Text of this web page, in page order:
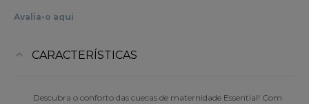
Avalia-o aqui
CARACTERÍSTICAS
Descubra o conforto das cuecas de maternidade Essential! Com